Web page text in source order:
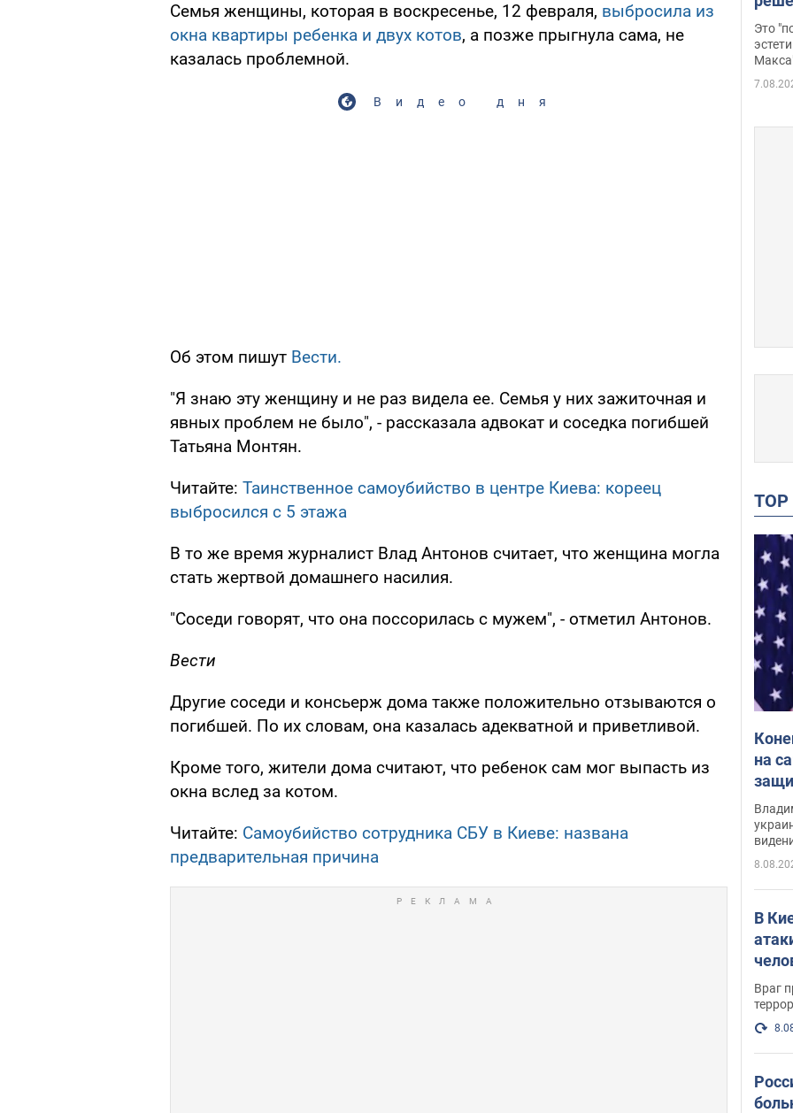
Семья женщины, которая в воскресенье, 12 февраля, выбросила из
окна квартиры ребенка и двух котов, а позже прыгнула сама, не
казалась проблемной.
Видео дня
Об этом пишут Вести.
"Я знаю эту женщину и не раз видела ее. Семья у них зажиточная и
явных проблем не было", - рассказала адвокат и соседка погибшей
Татьяна Монтян.
Читайте: Таинственное самоубийство в центре Киева: кореец
выбросился с 5 этажа
В то же время журналист Влад Антонов считает, что женщина могла
стать жертвой домашнего насилия.
"Соседи говорят, что она поссорилась с мужем", - отметил Антонов.
Вести
Другие соседи и консьерж дома также положительно отзываются о
погибшей. По их словам, она казалась адекватной и приветливой.
Кроме того, жители дома считают, что ребенок сам мог выпасть из
окна вслед за котом.
Читайте: Самоубийство сотрудника СБУ в Киеве: названа
предварительная причина
Это
на
В
Враг